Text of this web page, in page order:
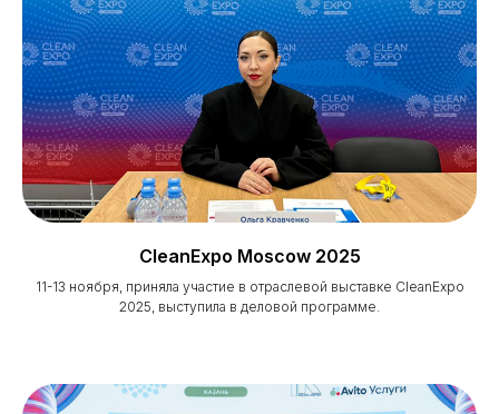
CleanExpo Moscow 2025
11-13 ноября, приняла участие в отраслевой выставке СleanExpo
2025, выступила в деловой программе.